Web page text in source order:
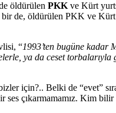
öldürülen PKK ve Kürt
de, öldürülen PKK ve
“1993’ten bugüne kadar
ya da ceset torbalarıyla
için?.. Belki de “evet”
çıkarmamamız. Kim